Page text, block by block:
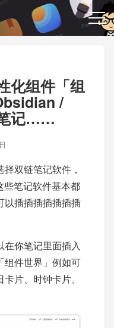
化组件「组
/
记……
日
双链笔记软件，
些笔记软件基本都
以插插插插插插插
你笔记里面插入
组件世界」例如可
片、时钟卡片、